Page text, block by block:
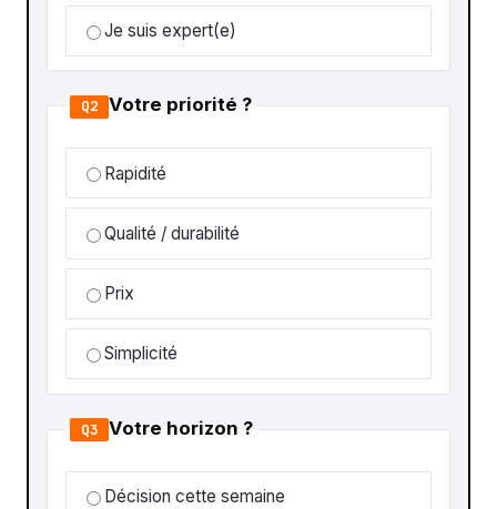
Je suis expert(e)
Q2 Votre priorité ?
Rapidité
Qualité / durabilité
Prix
Simplicité
Q3 Votre horizon ?
Décision cette semaine